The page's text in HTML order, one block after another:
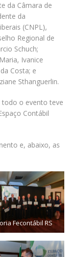
da Câmara de
da
(CNPL),
Regional de
Schuch;
Ivanice
Costa; e
Sthanguerlin.
todo o evento teve
Contábil
e, abaixo, as
Fecontábil RS